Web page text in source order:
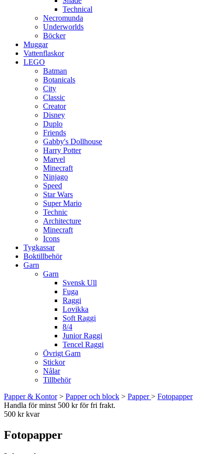
Technical
Necromunda
Underworlds
Böcker
Muggar
Vattenflaskor
LEGO
Batman
Botanicals
City
Classic
Creator
Disney
Duplo
Friends
Gabby's Dollhouse
Harry Potter
Marvel
Minecraft
Ninjago
Speed
Star Wars
Super Mario
Technic
Architecture
Minecraft
Icons
Tygkassar
Boktillbehör
Garn
Garn
Svensk Ull
Fuga
Raggi
Lovikka
Soft Raggi
8/4
Junior Raggi
Tencel Raggi
Övrigt Garn
Stickor
Nålar
Tillbehör
Papper & Kontor> Papper och block > Papper> Fotopapper
Handla för minst 500 kr för fri frakt.
500 kr kvar
Fotopapper